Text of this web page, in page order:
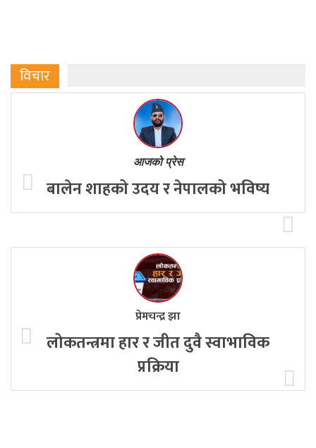
विचार
आजको प्रेस
बालेन शाहको उदय र नेपालको भविष्य
प्रेमचन्द्र झा
लोकतन्त्रमा हार र जीत दुवै स्वाभाविक
प्रक्रिया